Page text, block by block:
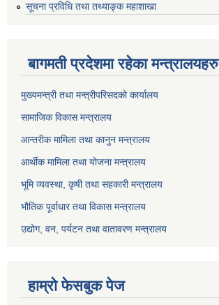
सूचना प्रविधि तथा तथ्याङ्क महाशाखा
बागमती प्रदेशमा रहेका मन्त्रालयहरु
मुख्यमन्त्री तथा मन्त्रीपरिसदको कार्यालय
सामाजिक विकास मन्त्रालय
आन्तरीक मामिला तथा कानुन मन्त्रालय
आर्थीक मामिला तथा योजना मन्त्रालय
भूमि व्यवस्था, कृषी तथा सहकारी मन्त्रालय
भौतिक पूर्वाधार तथा विकास मन्त्रालय
उद्योग, वन, पर्यटन तथा वातावरण मन्त्रालय
हाम्रो फेसबुक पेज